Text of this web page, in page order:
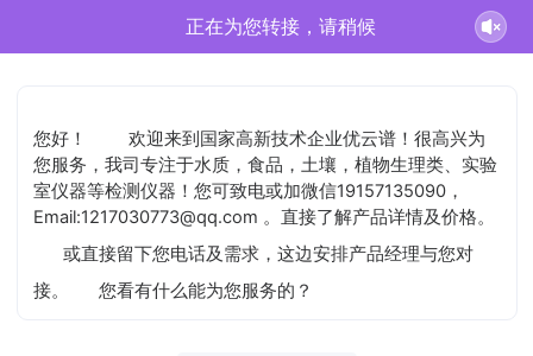
史汶鑫正在为您服务
您好！
欢迎来到国家高新技术企业优云谱！很高兴为
您服务，我司专注于水质，食品，土壤，植物生理类、实验
室仪器等检测仪器！您可致电或加微信19157135090，
Email:1217030773@qq.com 。直接了解产品详情及价格。
或直接留下您电话及需求，这边安排产品经理与您对
接。
您看有什么能为您服务的？